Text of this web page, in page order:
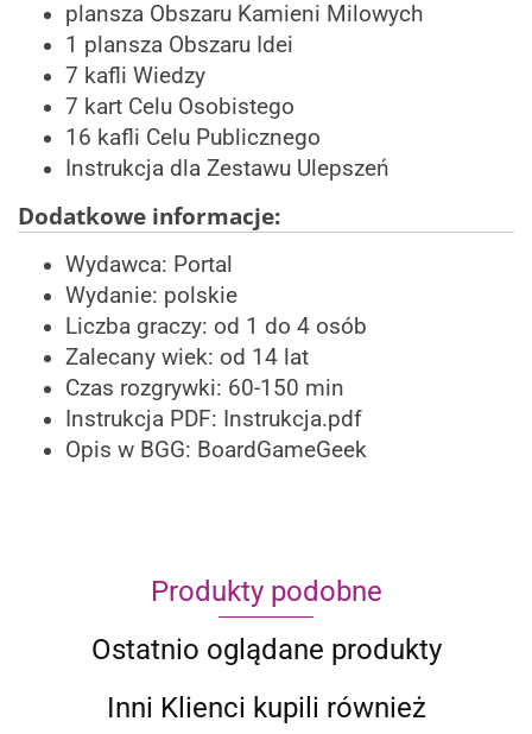
plansza Obszaru Kamieni Milowych
1 plansza Obszaru Idei
7 kafli Wiedzy
7 kart Celu Osobistego
16 kafli Celu Publicznego
Instrukcja dla Zestawu Ulepszeń
Dodatkowe informacje:
Wydawca: Portal
Wydanie: polskie
Liczba graczy: od 1 do 4 osób
Zalecany wiek: od 14 lat
Czas rozgrywki: 60-150 min
Instrukcja PDF: Instrukcja.pdf
Opis w BGG: BoardGameGeek
Produkty podobne
Ostatnio oglądane produkty
Inni Klienci kupili również